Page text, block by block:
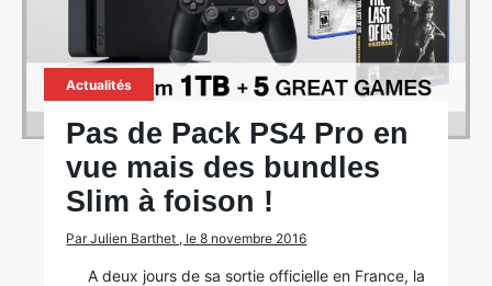
Actualités
Pas de Pack PS4 Pro en
vue mais des bundles
Slim à foison !
Par Julien Barthet , le 8 novembre 2016
A deux jours de sa sortie officielle en France, la